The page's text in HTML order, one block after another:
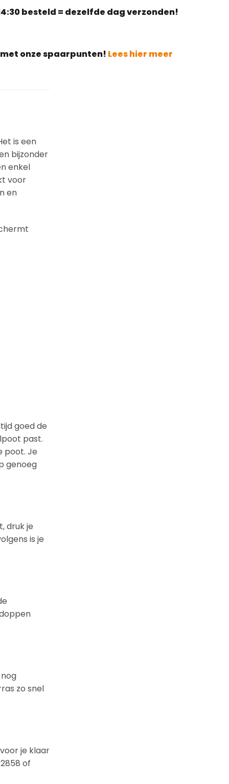
besteld = dezelfde dag verzonden!
onze spaarpunten! Lees hier meer
is een
bijzonder
enkel
voor
en
goed de
past.
poot. Je
genoeg
druk je
is je
zo snel
je klaar
of